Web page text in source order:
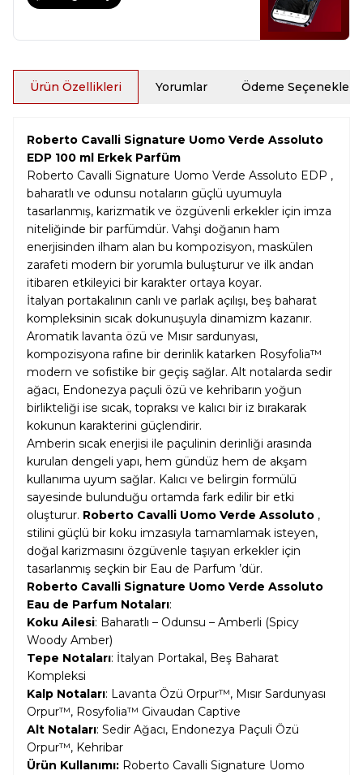
Ürün Özellikleri Yorumlar Ödeme Seçenekleri
Roberto Cavalli Signature Uomo Verde Assoluto
EDP 100 ml Erkek Parfüm
Roberto Cavalli Signature Uomo Verde Assoluto EDP ,
baharatlı ve odunsu notaların güçlü uyumuyla
tasarlanmış, karizmatik ve özgüvenli erkekler için imza
niteliğinde bir parfümdür. Vahşi doğanın ham
enerjisinden ilham alan bu kompozisyon, maskülen
zarafeti modern bir yorumla buluşturur ve ilk andan
itibaren etkileyici bir karakter ortaya koyar.
İtalyan portakalının canlı ve parlak açılışı, beş baharat
kompleksinin sıcak dokunuşuyla dinamizm kazanır.
Aromatik lavanta özü ve Mısır sardunyası,
kompozisyona rafine bir derinlik katarken Rosyfolia™
modern ve sofistike bir geçiş sağlar. Alt notalarda sedir
ağacı, Endonezya paçuli özü ve kehribarın yoğun
birlikteliği ise sıcak, topraksı ve kalıcı bir iz bırakarak
kokunun karakterini güçlendirir.
Amberin sıcak enerjisi ile paçulinin derinliği arasında
kurulan dengeli yapı, hem gündüz hem de akşam
kullanıma uyum sağlar. Kalıcı ve belirgin formülü
sayesinde bulunduğu ortamda fark edilir bir etki
oluşturur. Roberto Cavalli Uomo Verde Assoluto ,
stilini güçlü bir koku imzasıyla tamamlamak isteyen,
doğal karizmasını özgüvenle taşıyan erkekler için
tasarlanmış seçkin bir Eau de Parfum ’dür.
Roberto Cavalli Signature Uomo Verde Assoluto
Eau de Parfum Notaları:
Koku Ailesi: Baharatlı – Odunsu – Amberli (Spicy
Woody Amber)
Tepe Notaları: İtalyan Portakal, Beş Baharat
Kompleksi
Kalp Notaları: Lavanta Özü Orpur™, Mısır Sardunyası
Orpur™, Rosyfolia™ Givaudan Captive
Alt Notaları: Sedir Ağacı, Endonezya Paçuli Özü
Orpur™, Kehribar
Ürün Kullanımı: Roberto Cavalli Signature Uomo